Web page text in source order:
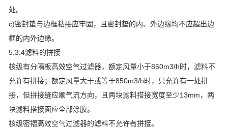
处。
c)密封垫与边框粘接应牢固，且密封垫的内、外边缘均不应超出边
框的内外边缘。
5.3.4滤料的拼接
核级有分隔板高效空气过滤器，额定风量小于850m3/h时，滤料不
允许有拼接；额定风量大于或等于850m3/h时，只允许有一处拼
接，但拼接缝应顺气流方向，且两块滤料搭接宽度至少13mm，两
块滤料搭接面应全部涂胶。
核级密褶高效空气过滤器的滤料不允许有拼接。